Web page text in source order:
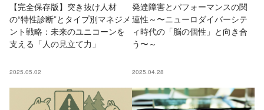
【完全保存版】突き抜け人材
の“特性診断”とタイプ別マネジメ
ント戦略：未来のユニコーンを
支える「人の見立て力」
2025.05.02
発達障害とパフォーマンスの関
連性～〜ニューロダイバーシテ
ィ時代の「脳の個性」と向き合
う〜～
2025.04.28